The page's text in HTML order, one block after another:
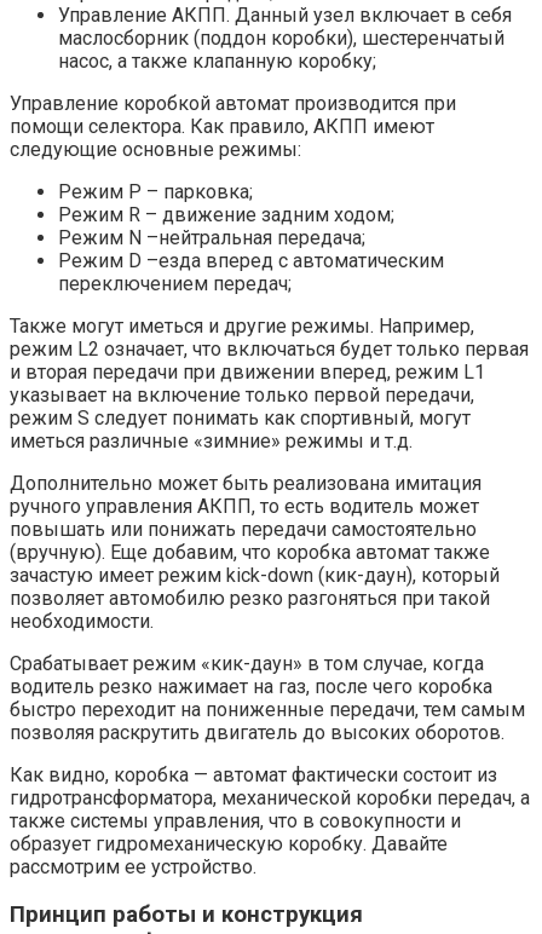
Управление АКПП. Данный узел включает в себя
маслосборник (поддон коробки), шестеренчатый
насос, а также клапанную коробку;
Управление коробкой автомат производится при
помощи селектора. Как правило, АКПП имеют
следующие основные режимы:
Режим Р – парковка;
Режим R – движение задним ходом;
Режим N –нейтральная передача;
Режим D –езда вперед с автоматическим
переключением передач;
Также могут иметься и другие режимы. Например,
режим L2 означает, что включаться будет только первая
и вторая передачи при движении вперед, режим L1
указывает на включение только первой передачи,
режим S следует понимать как спортивный, могут
иметься различные «зимние» режимы и т.д.
Дополнительно может быть реализована имитация
ручного управления АКПП, то есть водитель может
повышать или понижать передачи самостоятельно
(вручную). Еще добавим, что коробка автомат также
зачастую имеет режим kick-down (кик-даун), который
позволяет автомобилю резко разгоняться при такой
необходимости.
Срабатывает режим «кик-даун» в том случае, когда
водитель резко нажимает на газ, после чего коробка
быстро переходит на пониженные передачи, тем самым
позволяя раскрутить двигатель до высоких оборотов.
Как видно, коробка — автомат фактически состоит из
гидротрансформатора, механической коробки передач, а
также системы управления, что в совокупности и
образует гидромеханическую коробку. Давайте
рассмотрим ее устройство.
Принцип работы и конструкция